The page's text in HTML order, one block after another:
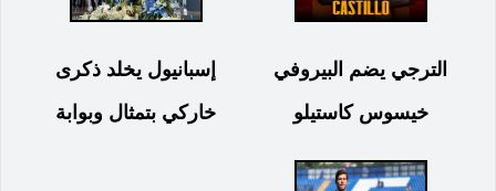
الترجي يضم البيروفي
خيسوس كاستيلو
إسبانيول يخلد ذكرى
خاركي بتمثال وبوابة